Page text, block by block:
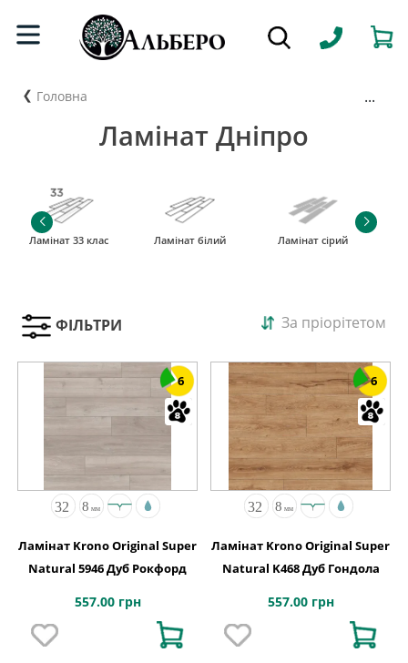
Головна ...
Ламінат Дніпро
Ламінат 33 клас Ламінат білий Ламінат сірий
ФІЛЬТРИ За пріорітетом
6
Ламінат Krono Original Super
Natural 5946 Дуб Рокфорд
557.00 грн
6
Ламінат Krono Original Super
Natural K468 Дуб Гондола
557.00 грн